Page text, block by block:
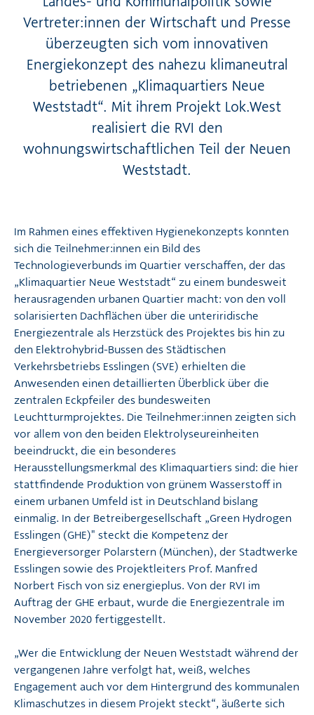
Landes- und Kommunalpolitik sowie
Vertreter:innen der Wirtschaft und Presse
überzeugten sich vom innovativen
Energiekonzept des nahezu klimaneutral
betriebenen „Klimaquartiers Neue
Weststadt“. Mit ihrem Projekt Lok.West
realisiert die RVI den
wohnungswirtschaftlichen Teil der Neuen
Weststadt.
Im Rahmen eines effektiven Hygienekonzepts konnten
sich die Teilnehmer:innen ein Bild des
Technologieverbunds im Quartier verschaffen, der das
„Klimaquartier Neue Weststadt“ zu einem bundesweit
herausragenden urbanen Quartier macht: von den voll
solarisierten Dachflächen über die unteriridische
Energiezentrale als Herzstück des Projektes bis hin zu
den Elektrohybrid-Bussen des Städtischen
Verkehrsbetriebs Esslingen (SVE) erhielten die
Anwesenden einen detaillierten Überblick über die
zentralen Eckpfeiler des bundesweiten
Leuchtturmprojektes. Die Teilnehmer:innen zeigten sich
vor allem von den beiden Elektrolyseureinheiten
beeindruckt, die ein besonderes
Herausstellungsmerkmal des Klimaquartiers sind: die hier
stattfindende Produktion von grünem Wasserstoff in
einem urbanen Umfeld ist in Deutschland bislang
einmalig. In der Betreibergesellschaft „Green Hydrogen
Esslingen (GHE)" steckt die Kompetenz der
Energieversorger Polarstern (München), der Stadtwerke
Esslingen sowie des Projektleiters Prof. Manfred
Norbert Fisch von siz energieplus. Von der RVI im
Auftrag der GHE erbaut, wurde die Energiezentrale im
November 2020 fertiggestellt.
„Wer die Entwicklung der Neuen Weststadt während der
vergangenen Jahre verfolgt hat, weiß, welches
Engagement auch vor dem Hintergrund des kommunalen
Klimaschutzes in diesem Projekt steckt“, äußerte sich